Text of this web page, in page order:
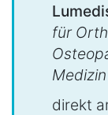
für
Medizin
direkt